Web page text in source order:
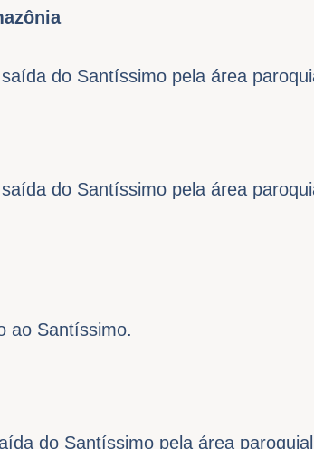
do Santíssimo pela área
do Santíssimo pela área
ao Santíssimo.
do Santíssimo pela área